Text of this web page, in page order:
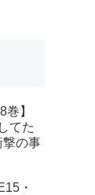
】
てた
撃の事
・